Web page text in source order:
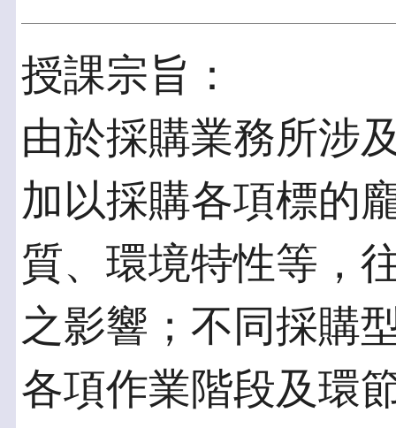
授課宗旨：
由於採購業務所涉
加以採購各項標的
質、環境特性等，
之影響；不同採購
各項作業階段及環